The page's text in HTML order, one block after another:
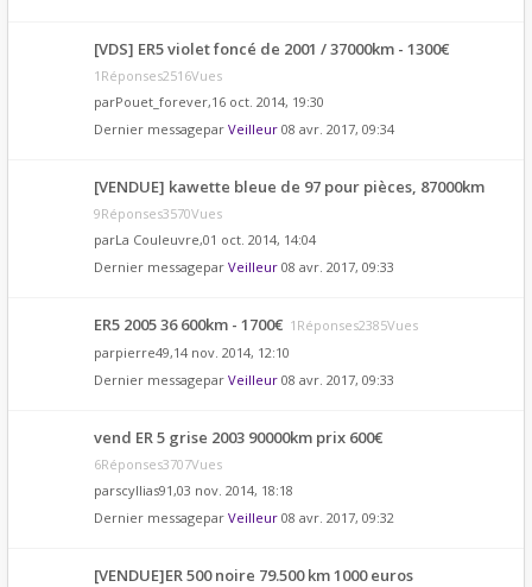
[VDS] ER5 violet foncé de 2001 / 37000km - 1300€
1Réponses2516Vues
parPouet_forever,16 oct. 2014, 19:30
Dernier messagepar Veilleur 08 avr. 2017, 09:34
[VENDUE] kawette bleue de 97 pour pièces, 87000km
9Réponses3570Vues
parLa Couleuvre,01 oct. 2014, 14:04
Dernier messagepar Veilleur 08 avr. 2017, 09:33
ER5 2005 36 600km - 1700€ 1Réponses2385Vues
parpierre49,14 nov. 2014, 12:10
Dernier messagepar Veilleur 08 avr. 2017, 09:33
vend ER 5 grise 2003 90000km prix 600€
6Réponses3707Vues
parscyllias91,03 nov. 2014, 18:18
Dernier messagepar Veilleur 08 avr. 2017, 09:32
[VENDUE]ER 500 noire 79.500 km 1000 euros